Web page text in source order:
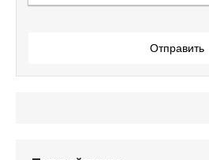
Отправить